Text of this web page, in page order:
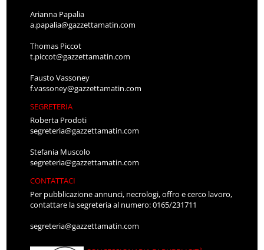
Arianna Papalia
a.papalia@gazzettamatin.com
Thomas Piccot
t.piccot@gazzettamatin.com
Fausto Vassoney
f.vassoney@gazzettamatin.com
SEGRETERIA
Roberta Prodoti
segreteria@gazzettamatin.com
Stefania Muscolo
segreteria@gazzettamatin.com
CONTATTACI
Per pubblicazione annunci, necrologi, offro e cerco lavoro,
contattare la segreteria al numero: 0165/231711
segreteria@gazzettamatin.com